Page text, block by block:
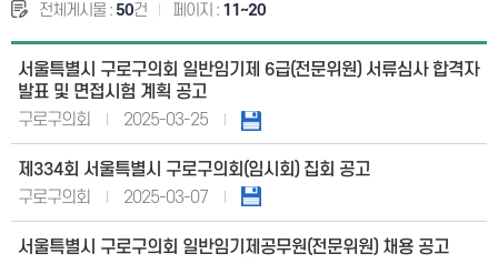
전체게시물 : 50건 페이지 : 11~20
서울특별시 구로구의회 일반임기제 6급(전문위원) 서류심사 합격자
발표 및 면접시험 계획 공고
구로구의회
2025-03-25
제334회 서울특별시 구로구의회(임시회) 집회 공고
구로구의회
2025-03-07
서울특별시 구로구의회 일반임기제공무원(전문위원) 채용 공고